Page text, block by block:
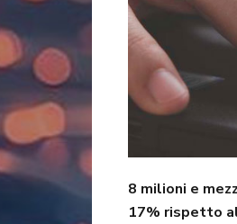
8 milioni e
17% rispetto